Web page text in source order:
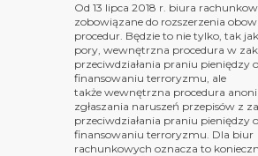
Od 13 lipca 2018 r. biura
zobowiązane do rozszerzenia
procedur. Będzie to nie tylko, tak
pory, wewnętrzna procedura w
przeciwdziałania praniu pieniędzy
finansowaniu terroryzmu, ale
także wewnętrzna procedura
zgłaszania naruszeń przepisów z
przeciwdziałania praniu pieniędzy
finansowaniu terroryzmu. Dla biur
rachunkowych oznacza to